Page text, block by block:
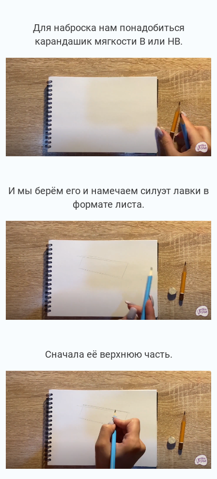
Для наброска нам понадобиться
карандашик мягкости В или НВ.
И мы берём его и намечаем силуэт лавки в
формате листа.
Сначала её верхнюю часть.